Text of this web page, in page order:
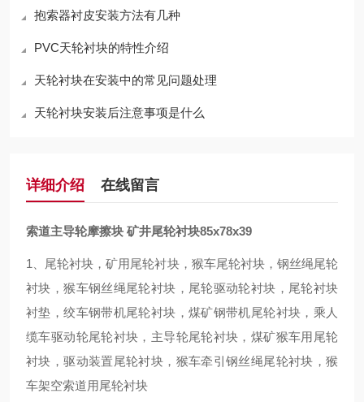
抱索器衬皮安装方法有几种
PVC天轮衬块的特性介绍
天轮衬块在安装中的常见问题处理
天轮衬块安装后注意事项是什么
详细介绍 在线留言
索道主导轮摩擦块 矿井尾轮衬块85x78x39
1、 尾轮衬块 ，矿用 尾轮衬块， 猴车尾轮衬块， 钢丝绳尾轮
衬块 ，猴车钢丝绳尾轮衬块 ， 尾轮驱动轮衬块， 尾轮衬块
衬垫 ，绞车钢带机尾轮衬块 ， 煤矿钢带机尾轮衬块 ， 乘人
缆车驱动轮尾轮衬块 ， 主导轮尾轮衬块 ， 煤矿猴车用尾轮
衬块 ，驱动装置尾轮衬块，猴车牵引钢丝绳尾轮衬块，猴
车架空索道用尾轮衬块